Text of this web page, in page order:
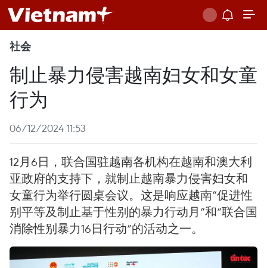
社会
制止暴力侵害越南妇女和女童
行为
06/12/2024 11:53
12月6日，联合国驻越南各机构在越南和澳大利
亚政府的支持下，就制止越南暴力侵害妇女和
女童行为举行圆桌会议。这是响应越南“促进性
别平等及制止基于性别的暴力行动月”和“联合国
消除性别暴力16日行动”的活动之一。